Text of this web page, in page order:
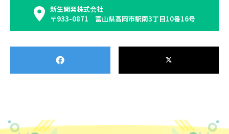
新生開発株式会社
〒933-0871 富山県高岡市駅南3丁目10番16号